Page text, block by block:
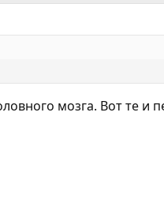
мозга. Вот те и